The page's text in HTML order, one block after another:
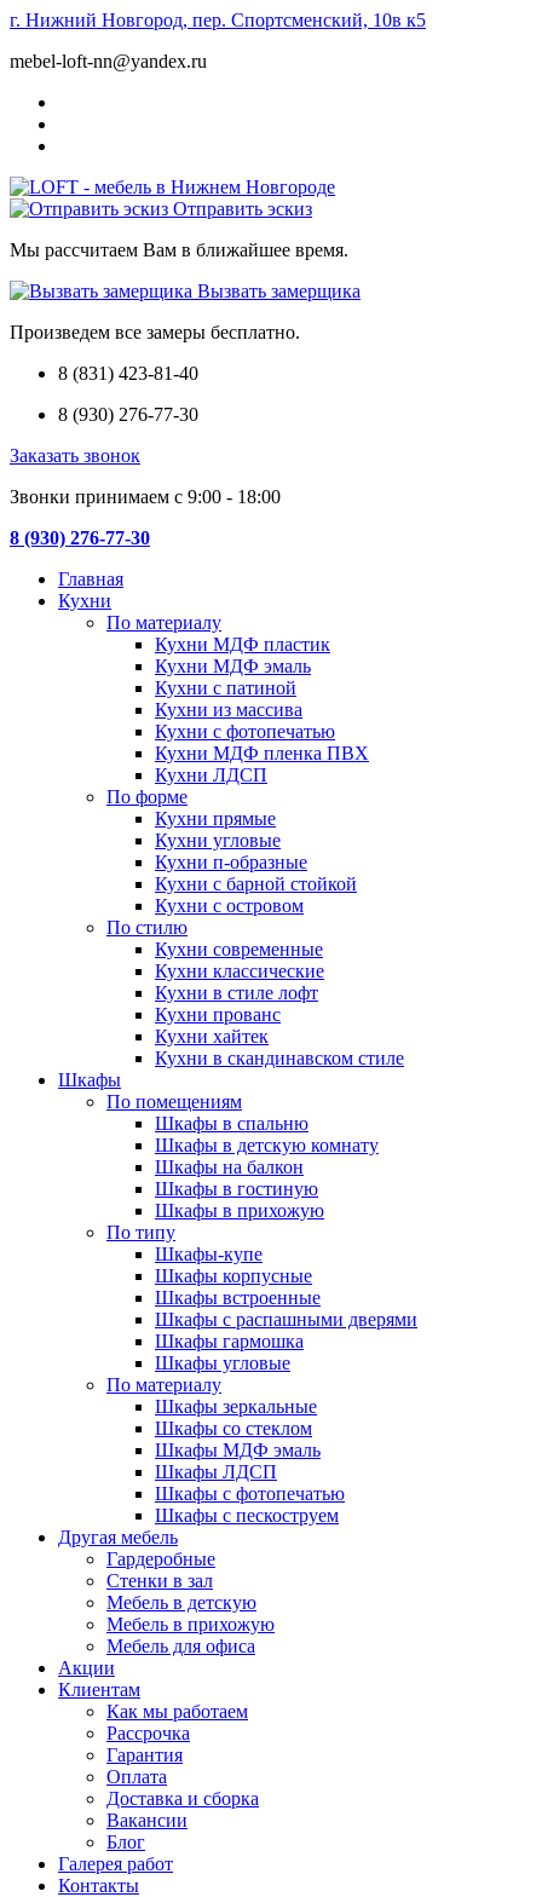
г. Нижний Новгород, пер. Спортсменский, 10в к5
mebel-loft-nn@yandex.ru
Отправить эскиз
Мы рассчитаем Вам в ближайшее время.
Вызвать замерщика
Произведем все замеры бесплатно.
8 (831) 423-81-40
8 (930) 276-77-30
Заказать звонок
Звонки принимаем с 9:00 - 18:00
8 (930) 276-77-30
Главная
Кухни
По материалу
Кухни МДФ пластик
Кухни МДФ эмаль
Кухни с патиной
Кухни из массива
Кухни с фотопечатью
Кухни МДФ пленка ПВХ
Кухни ЛДСП
По форме
Кухни прямые
Кухни угловые
Кухни п-образные
Кухни с барной стойкой
Кухни с островом
По стилю
Кухни современные
Кухни классические
Кухни в стиле лофт
Кухни прованс
Кухни хайтек
Кухни в скандинавском стиле
Шкафы
По помещениям
Шкафы в спальню
Шкафы в детскую комнату
Шкафы на балкон
Шкафы в гостиную
Шкафы в прихожую
По типу
Шкафы-купе
Шкафы корпусные
Шкафы встроенные
Шкафы с распашными дверями
Шкафы гармошка
Шкафы угловые
По материалу
Шкафы зеркальные
Шкафы со стеклом
Шкафы МДФ эмаль
Шкафы ЛДСП
Шкафы с фотопечатью
Шкафы с пескоструем
Другая мебель
Гардеробные
Стенки в зал
Мебель в детскую
Мебель в прихожую
Мебель для офиса
Акции
Клиентам
Как мы работаем
Рассрочка
Гарантия
Оплата
Доставка и сборка
Вакансии
Блог
Галерея работ
Контакты